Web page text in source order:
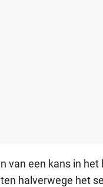
van een kans in
halverwege het